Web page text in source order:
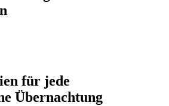
für jede
Übernachtung